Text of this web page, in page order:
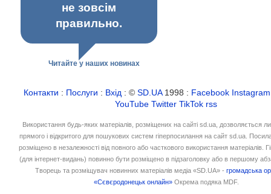
не зовсім
правильно.
Читайте у наших новинах
Контакти : Послуги : Вхід : ©SD.UA1998 : Facebook Instagram
YouTube Twitter TikTok rss
Використання будь-яких матеріалів, розміщених на сайті sd.ua, дозволяється
прямого і відкритого для пошукових систем гіперпосилання на сайт sd.ua.
розміщено в незалежності від повного або часткового використання матеріалів.
(для інтернет-видань) повинно бути розміщено в підзаголовку або в першому
Творець та розміщувач новинних матеріалів медіа «SD.UA» -громадська
«Сєвєродонецьк онлайн» Окрема подяка MDF.